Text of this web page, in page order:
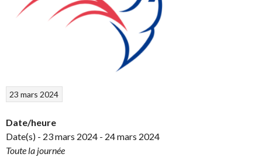
23 mars 2024
Date/heure
Date(s) - 23 mars 2024 - 24 mars 2024
Toute la journée